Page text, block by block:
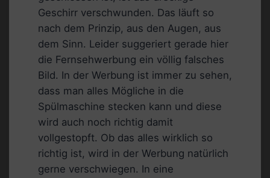
Geschirr verschwunden. Das läuft so
nach dem Prinzip, aus den Augen, aus
dem Sinn. Leider suggeriert gerade hier
die Fernsehwerbung ein völlig falsches
Bild. In der Werbung ist immer zu sehen,
dass man alles Mögliche in die
Spülmaschine stecken kann und diese
wird auch noch richtig damit
vollgestopft. Ob das alles wirklich so
richtig ist, wird in der Werbung natürlich
gerne verschwiegen. In eine